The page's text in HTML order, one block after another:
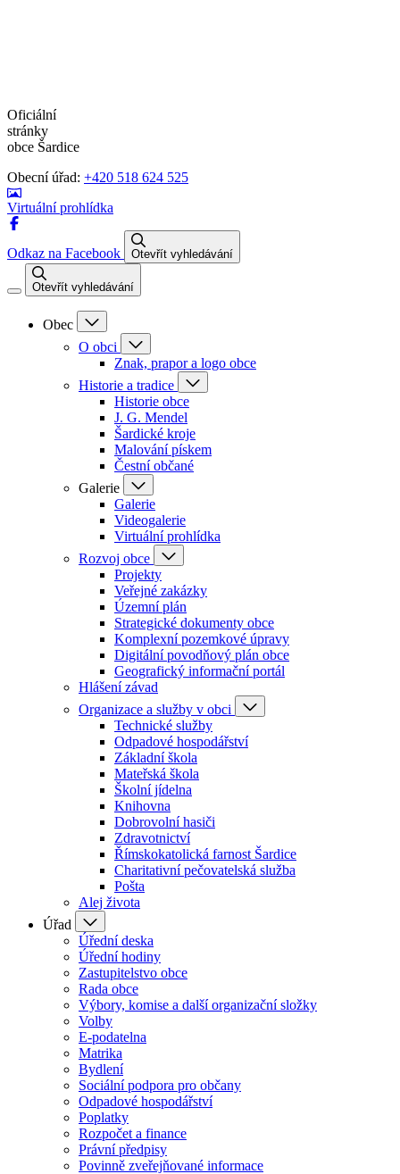
Oficiální
stránky
obce Šardice
Obecní úřad: +420 518 624 525
Virtuální prohlídka
Odkaz na Facebook Otevřít vyhledávání
Otevřít vyhledávání
Obec
O obci
Znak, prapor a logo obce
Historie a tradice
Historie obce
J. G. Mendel
Šardické kroje
Malování pískem
Čestní občané
Galerie
Galerie
Videogalerie
Virtuální prohlídka
Rozvoj obce
Projekty
Veřejné zakázky
Územní plán
Strategické dokumenty obce
Komplexní pozemkové úpravy
Digitální povodňový plán obce
Geografický informační portál
Hlášení závad
Organizace a služby v obci
Technické služby
Odpadové hospodářství
Základní škola
Mateřská škola
Školní jídelna
Knihovna
Dobrovolní hasiči
Zdravotnictví
Římskokatolická farnost Šardice
Charitativní pečovatelská služba
Pošta
Alej života
Úřad
Úřední deska
Úřední hodiny
Zastupitelstvo obce
Rada obce
Výbory, komise a další organizační složky
Volby
E-podatelna
Matrika
Bydlení
Sociální podpora pro občany
Odpadové hospodářství
Poplatky
Rozpočet a finance
Právní předpisy
Povinně zveřejňované informace